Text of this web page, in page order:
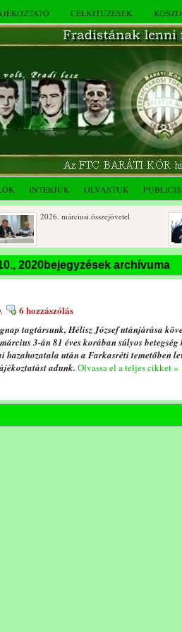
CÉLKITŰZÉSEK
INTERJÚK OLVASTUK
2026. márciusi összejövetel
Dálnoki József 90 éves
2020bejegyzések archívuma
6 hozzászólás
tagtársunk, Hélisz József utánjárása
3-án 81 éves korában súlyos betegség
után a Farkasréti temetőben
adunk. Olvassa el a teljes cikket »